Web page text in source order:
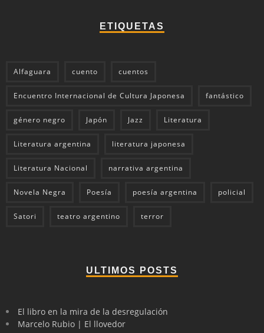
ETIQUETAS
Alfaguara cuento cuentos
Encuentro Internacional de Cultura Japonesa fantástico
género negro Japón Jazz Literatura
Literatura argentina literatura japonesa
Literatura Nacional narrativa argentina
Novela Negra Poesía poesía argentina policial
Satori teatro argentino terror
ULTIMOS POSTS
El libro en la mira de la desregulación
Marcelo Rubio | El llovedor